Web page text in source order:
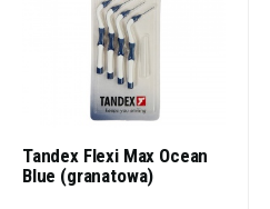
Tandex Flexi Max Ocean
Blue (granatowa)